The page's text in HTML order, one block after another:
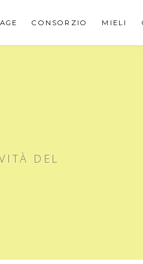
CONSORZIO MIELI
DEL